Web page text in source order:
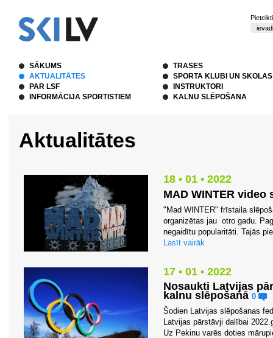
SĀKUMS
AKTUALITĀTES
PAR LSF
INFORMĀCIJA SPORTISTIEM
TRASES
SPORTA KLUBI UN SKOLAS
INSTRUKTORI
KALNU SLĒPOŠANA
Aktualitātes
18 • 01 • 2022
MAD WINTER video
"Mad WINTER" frīstaila
organizētas jau otro gadu.
negaidītu popularitāti. Tajās
Lasīt vairāk
17 • 01 • 2022
Nosaukti Latvijas
kalnu slēpošanā 0
Šodien Latvijas slēpošanas
Latvijas pārstāvji dalībai
Uz Pekinu varēs doties